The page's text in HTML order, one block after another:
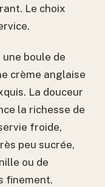
Le choix
boule de
crème anglaise
La douceur
la richesse de
froide,
peu sucrée,
ou de
finement.